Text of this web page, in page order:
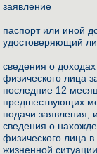
заявление
паспорт или иной
удостоверяющий
сведения о доходах
физического лица
последние 12
предшествующих
подачи заявления,
сведения о
физического лица в
жизненной